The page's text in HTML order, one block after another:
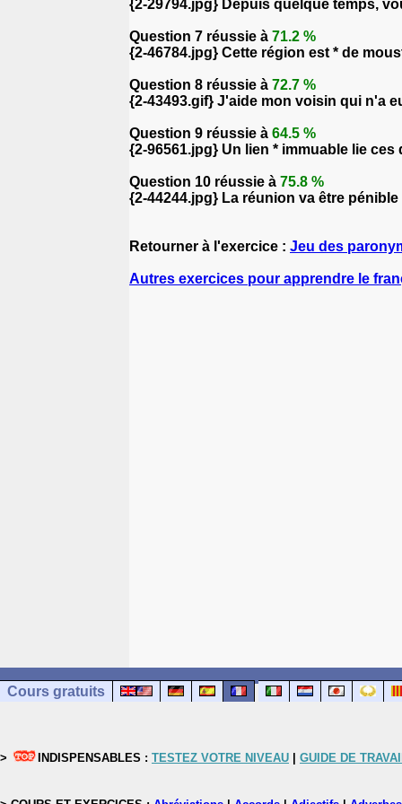
{2-29794.jpg} Depuis quelque temps,
Question 7 réussie à 71.2 %
{2-46784.jpg} Cette région est * de
Question 8 réussie à 72.7 %
{2-43493.gif} J'aide mon voisin qui n'a
Question 9 réussie à 64.5 %
{2-96561.jpg} Un lien * immuable lie
Question 10 réussie à 75.8 %
{2-44244.jpg} La réunion va être
Retourner à l'exercice : Jeu des
Autres exercices pour apprendre le
Cours gratuits
> INDISPENSABLES : TESTEZ VOTRE NIVEAU GUIDE DE